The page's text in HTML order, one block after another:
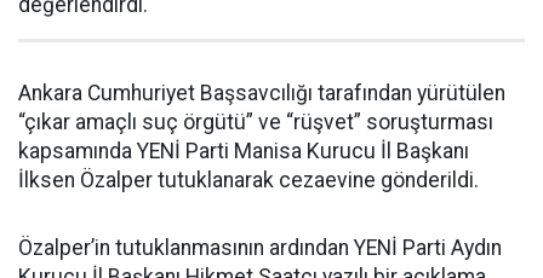
değerlendirdi.
Ankara Cumhuriyet Başsavcılığı tarafından yürütülen
“çıkar amaçlı suç örgütü” ve “rüşvet” soruşturması
kapsamında YENİ Parti Manisa Kurucu İl Başkanı
İlksen Özalper tutuklanarak cezaevine gönderildi.
Özalper’in tutuklanmasının ardından YENİ Parti Aydın